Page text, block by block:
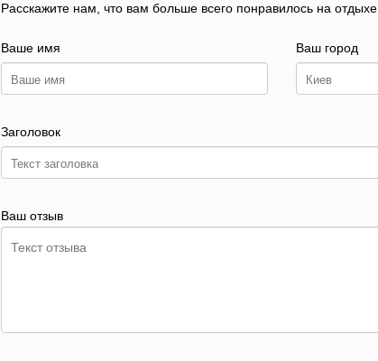
Расскажите нам, что вам больше всего понравилось на отдыхе.
Ваше имя Ваш город
Заголовок
Ваш отзыв